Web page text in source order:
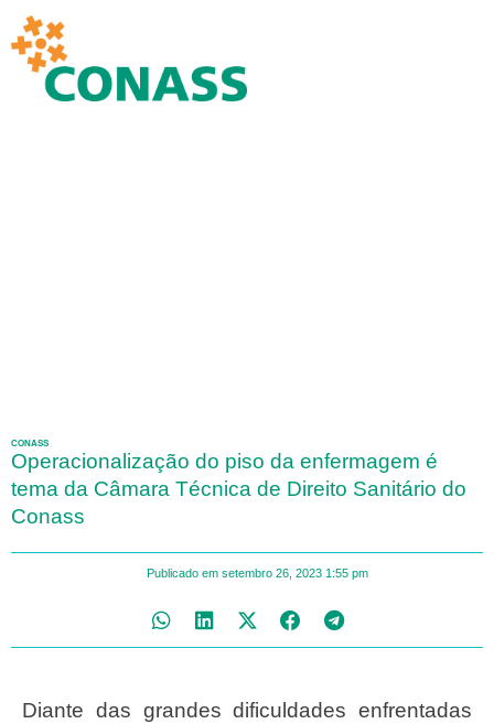
CONASS
Operacionalização do piso da enfermagem é
tema da Câmara Técnica de Direito Sanitário do
Conass
Publicado em setembro 26, 2023 1:55 pm
Diante das grandes dificuldades enfrentadas